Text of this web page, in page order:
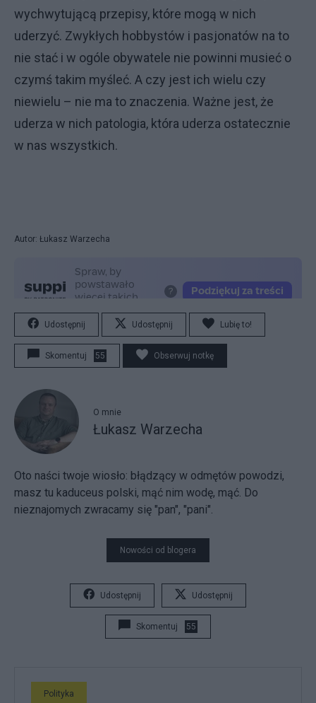
wychwytującą przepisy, które mogą w nich
uderzyć. Zwykłych hobbystów i pasjonatów na to
nie stać i w ogóle obywatele nie powinni musieć o
czymś takim myśleć. A czy jest ich wielu czy
niewielu – nie ma to znaczenia. Ważne jest, że
uderza w nich patologia, która uderza ostatecznie
w nas wszystkich.
Autor: Łukasz Warzecha
Udostępnij Udostępnij Lubię to!
Skomentuj 55 Obserwuj notkę
O mnie
Łukasz Warzecha
Oto naści twoje wiosło: błądzący w odmętów powodzi,
masz tu kaduceus polski, mąć nim wodę, mąć. Do
nieznajomych zwracamy się "pan", "pani".
Nowości od blogera
Udostępnij Udostępnij
Skomentuj 55
Polityka